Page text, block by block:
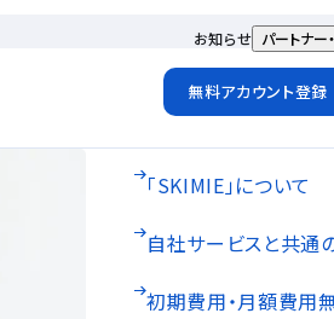
お知らせ パートナー
無料アカウント登録
「SKIMIE」について
自社サービスと共通
初期費用・月額費用